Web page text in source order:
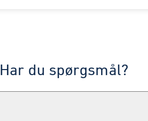
Har du spørgsmål?